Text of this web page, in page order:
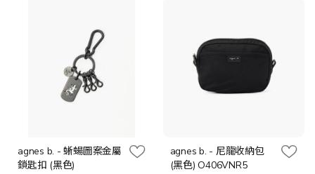
agnes b. - 蜥蝪圖案金屬
鎖匙扣 (黑色)
agnes b. - 尼龍收納包
(黑色) O406VNR5